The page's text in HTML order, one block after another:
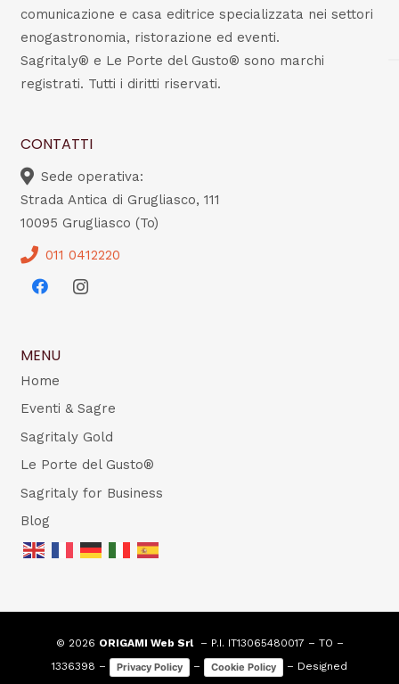
comunicazione e casa editrice specializzata nei settori
enogastronomia, ristorazione ed eventi.
Sagritaly® e Le Porte del Gusto® sono marchi
registrati. Tutti i diritti riservati.
CONTATTI
Sede operativa:
Strada Antica di Grugliasco, 111
10095 Grugliasco (To)
011 0412220
MENU
Home
Eventi & Sagre
Sagritaly Gold
Le Porte del Gusto®
Sagritaly for Business
Blog
© 2026 ORIGAMI Web Srl– P.I. IT13065480017 – TO –
1336398 –
Privacy Policy – Cookie Policy
– Designed